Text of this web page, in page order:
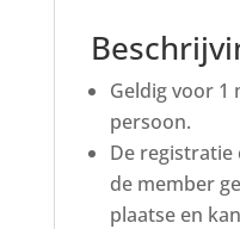
Geldig voor 1
persoon.
De registratie
de member
plaatse en